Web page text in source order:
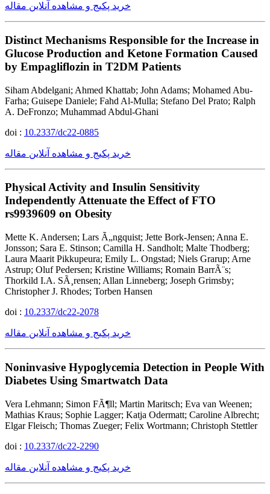
خرید پکیج و مشاهده آنلاین مقاله
Distinct Mechanisms Responsible for the Increase in
Glucose Production and Ketone Formation Caused
by Empagliflozin in T2DM Patients
Siham Abdelgani; Ahmed Khattab; John Adams; Mohamed Abu-
Farha; Guisepe Daniele; Fahd Al-Mulla; Stefano Del Prato; Ralph
A. DeFronzo; Muhammad Abdul-Ghani
doi : 10.2337/dc22-0885
خرید پکیج و مشاهده آنلاین مقاله
Physical Activity and Insulin Sensitivity
Independently Attenuate the Effect of FTO
rs9939609 on Obesity
Mette K. Andersen; Lars Ã„ngquist; Jette Bork-Jensen; Anna E.
Jonsson; Sara E. Stinson; Camilla H. Sandholt; Malte Thodberg;
Laura Maarit Pikkupeura; Emily L. Ongstad; Niels Grarup; Arne
Astrup; Oluf Pedersen; Kristine Williams; Romain BarrÃ¨s;
Thorkild I.A. SÃ¸rensen; Allan Linneberg; Joseph Grimsby;
Christopher J. Rhodes; Torben Hansen
doi : 10.2337/dc22-2078
خرید پکیج و مشاهده آنلاین مقاله
Noninvasive Hypoglycemia Detection in People With
Diabetes Using Smartwatch Data
Vera Lehmann; Simon FÃ¶ll; Martin Maritsch; Eva van Weenen;
Mathias Kraus; Sophie Lagger; Katja Odermatt; Caroline Albrecht;
Elgar Fleisch; Thomas Zueger; Felix Wortmann; Christoph Stettler
doi : 10.2337/dc22-2290
خرید پکیج و مشاهده آنلاین مقاله